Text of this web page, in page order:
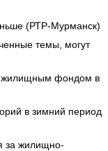
(РТР-Мурманск)
темы, могут
жилищным фондом в
в зимний период
за жилищно-